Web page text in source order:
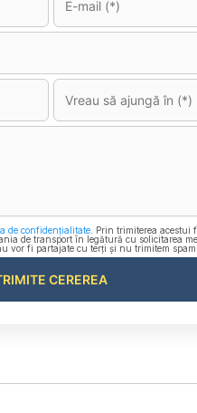
de confidențialitate. Prin trimiterea acestui
de transport în legătură cu solicitarea
vor fi partajate cu terți și nu trimitem spam.